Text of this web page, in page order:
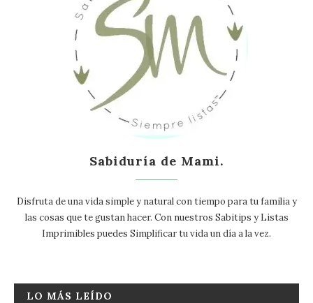
Sabiduría de Mami.
Disfruta de una vida simple y natural con tiempo para tu familia y
las cosas que te gustan hacer. Con nuestros Sabitips y Listas
Imprimibles puedes Simplificar tu vida un día a la vez.
LO MÁS LEÍDO